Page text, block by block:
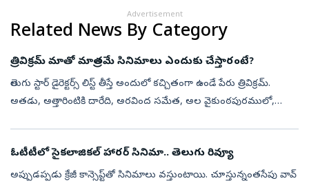
Advertisement
Related News By Category
త్రివిక్రమ్ మాతో మాత్రమే సినిమాలు ఎందుకు చేస్తారంటే?
తెలుగు స్టార్ డైరెక్టర్స్ లిస్ట్ తీస్తే అందులో కచ్చితంగా ఉండే పేరు త్రివిక్రమ్.
అతడు, అ‍త్తారింటికి దారేది, అరవింద సమేత, అల వైకుంఠపురములో,
ఓటీటీలో సైకలాజికల్ హారర్ సినిమా.. తెలుగు రివ్యూ
అప్పుడప్పడు క్రేజీ కాన్సెప్ట్‌తో సినిమాలు వస్తుంటాయి. చూస్తున్నంతసేపు వావ్